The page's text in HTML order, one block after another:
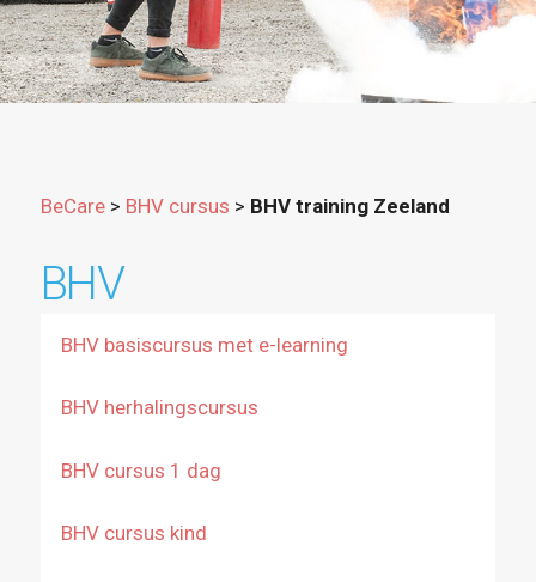
BeCare> BHV cursus > BHV training Zeeland
BHV
BHV basiscursus met e-learning
BHV herhalingscursus
BHV cursus 1 dag
BHV cursus kind